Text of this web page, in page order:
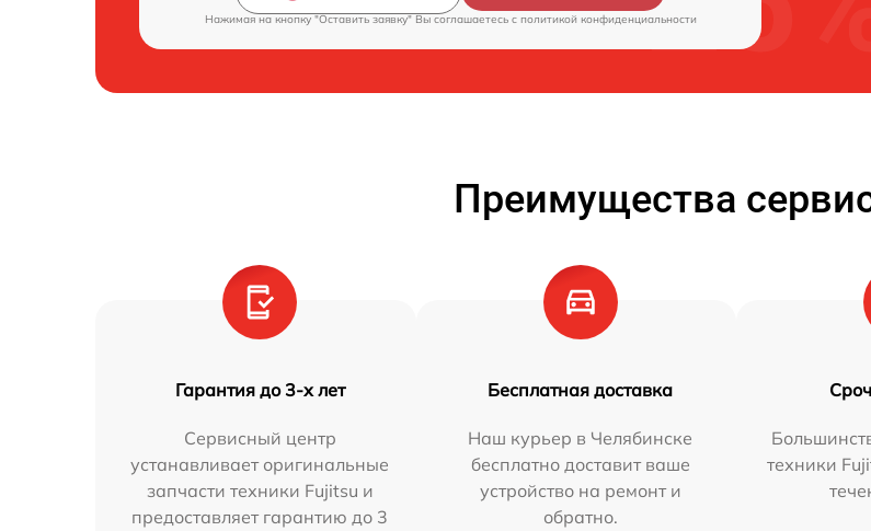
Нажимая на кнопку "Оставить заявку" Вы соглашаетесь c политикой конфиденциальности
Преимущества
Гарантия до 3-х лет
Сервисный центр
устанавливает оригинальные
запчасти техники Fujitsu и
предоставляет гарантию до 3
Бесплатная доставка
Наш курьер в Челябинске
бесплатно доставит ваше
устройство на ремонт и
обратно.
техники